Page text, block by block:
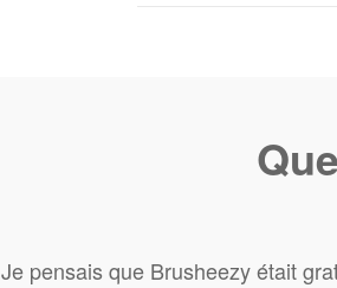
Je pensais que Brusheezy était